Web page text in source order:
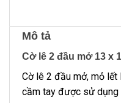
Mô tả
Cờ lê 2 đầu mở 13 x
Cờ lê 2 đầu mở, mỏ
cầm tay được sử dụng